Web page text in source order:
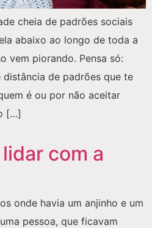
cheia de padrões sociais
abaixo ao longo de toda a
vem piorando. Pensa só:
de padrões que te
é ou por não aceitar
[…]
com a
onde havia um anjinho e um
pessoa, que ficavam